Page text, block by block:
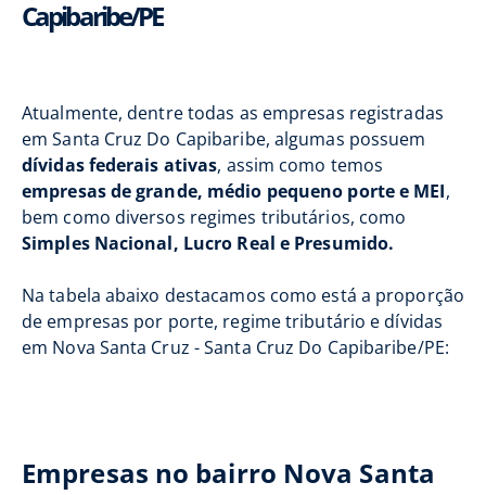
Capibaribe/PE
Atualmente, dentre todas as empresas registradas
em Santa Cruz Do Capibaribe, algumas possuem
dívidas federais ativas, assim como temos
empresas de grande, médio pequeno porte e MEI,
bem como diversos regimes tributários, como
Simples Nacional, Lucro Real e Presumido.
Na tabela abaixo destacamos como está a proporção
de empresas por porte, regime tributário e dívidas
em Nova Santa Cruz - Santa Cruz Do Capibaribe/PE:
Empresas no bairro Nova Santa